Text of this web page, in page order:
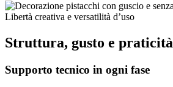
Libertà creativa e versatilità d’uso
Struttura, gusto e praticità
Supporto tecnico in ogni fase